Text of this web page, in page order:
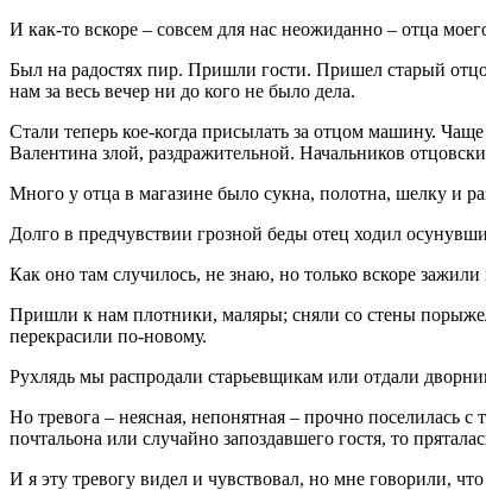
И как-то вскоре – совсем для нас неожиданно – отца
Был на радостях пир. Пришли гости. Пришел старый
нам за весь вечер ни до кого не было дела.
Стали теперь кое-когда присылать за отцом машину.
Валентина злой, раздражительной. Начальников
Много у отца в магазине было сукна, полотна, шелку и
Долго в предчувствии грозной беды отец ходил
Как оно там случилось, не знаю, но только вскоре
Пришли к нам плотники, маляры; сняли со стены
перекрасили по-новому.
Рухлядь мы распродали старьевщикам или отдали
Но тревога – неясная, непонятная – прочно поселилась
почтальона или случайно запоздавшего гостя, то
И я эту тревогу видел и чувствовал, но мне говорили,